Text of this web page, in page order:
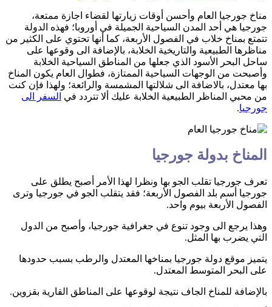
مناخ جورجيا العام وأحسن أوقات زيارتها لقضاء اجازة ممتعة،
جورجيا هي أحد المدن السياحية الجميلة في أوروبا؛ فهذه الدولة
تتمتع بمناخ خلاب في الفصول الأربعة، كما أنها تحتوي على الكثير من
مناظرها الطبيعية والتاريخية الخلابة، بالإضافة الى وقوعها على
ساحل البحر الأسود الذي جعلها من المناطق السياحية الخلابة
وأصبحت من الوجهات السياحية الممتازة، فطوال العام يكون المناخ
بها معتدل، بالاضافة الى شلالتها المشمسة والرائعة؛ ولهذا فإن كنت
من محبي المناظر الطبيعية الخلابة عليك ألا تتردد في السفر الى
جورجيا.
المناخ بدولة جورجيا
تعرف جورجيا تقلب الجو بها ونظرا لهذا الأمر أصبح يطلق على
جورجيا أسم بلد الفصول الأربعة؛ فقد يتقلب الجو في جورجيا وترى
الفصول الأربعة بيوم واحد.
وهذا يرجع الى وجود تنوع في جغرافية جورجيا، وأصبح من الدول
التي يضرب بها المثل.
يتميز موقع دولة جورجيا بمناخها المعتدل والرطب بسبب حدودها
على البحر المتوسط المعتدل.
بالإضافة للمناخ الجاف نتيجة لوقوعها على المناطق القارية بقزوين.